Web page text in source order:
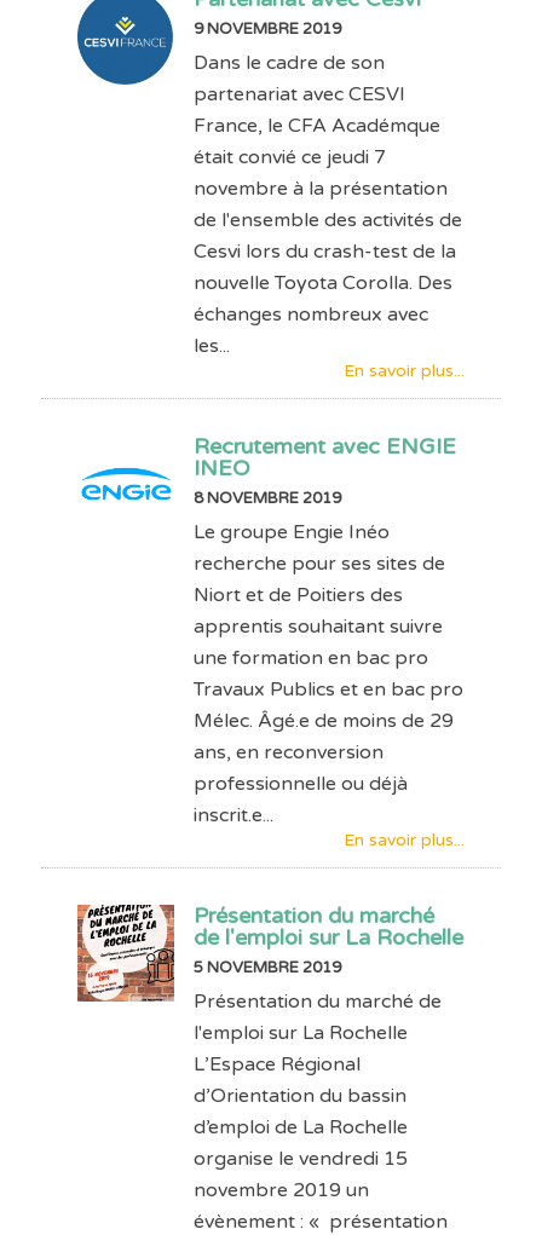
9 NOVEMBRE 2019
Dans le cadre de son
partenariat avec CESVI
France, le CFA Académque
était convié ce jeudi 7
novembre à la présentation
de l'ensemble des activités de
Cesvi lors du crash-test de la
nouvelle Toyota Corolla. Des
échanges nombreux avec
les...
En savoir plus...
Recrutement avec ENGIE
INEO
8 NOVEMBRE 2019
Le groupe Engie Inéo
recherche pour ses sites de
Niort et de Poitiers des
apprentis souhaitant suivre
une formation en bac pro
Travaux Publics et en bac pro
Mélec. Âgé.e de moins de 29
ans, en reconversion
professionnelle ou déjà
inscrit.e...
En savoir plus...
Présentation du marché
de l'emploi sur La Rochelle
5 NOVEMBRE 2019
Présentation du marché de
l'emploi sur La Rochelle
L’Espace Régional
d’Orientation du bassin
d’emploi de La Rochelle
organise le vendredi 15
novembre 2019 un
évènement : « présentation